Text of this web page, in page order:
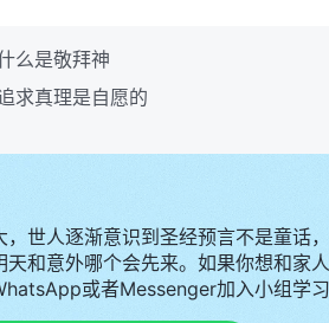
么是敬拜神
求真理是自愿的
，世人逐渐意识到圣经预言不是童话
天和意外哪个会先来。如果你想和家
或者Messenger加入小组学习